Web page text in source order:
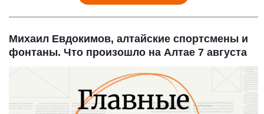
Михаил Евдокимов, алтайские спортсмены и
фонтаны. Что произошло на Алтае 7 августа